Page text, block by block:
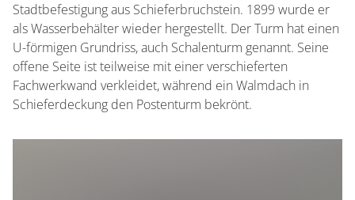
Stadtbefestigung aus Schieferbruchstein. 1899 wurde er
als Wasserbehälter wieder hergestellt. Der Turm hat einen
U-förmigen Grundriss, auch Schalenturm genannt. Seine
offene Seite ist teilweise mit einer verschieferten
Fachwerkwand verkleidet, während ein Walmdach in
Schieferdeckung den Postenturm bekrönt.